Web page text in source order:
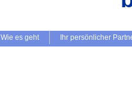
Wie es geht Ihr persönlicher